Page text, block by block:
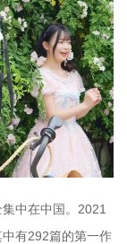
中在中国。2021
有292篇的第一作